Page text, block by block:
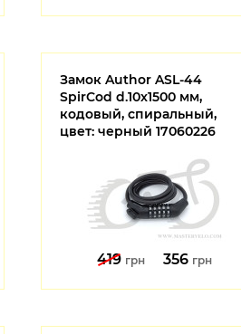
Замок Author ASL-44
SpirCod d.10x1500 мм,
кодовый, спиральный,
цвет: черный 17060226
419 грн 356 грн